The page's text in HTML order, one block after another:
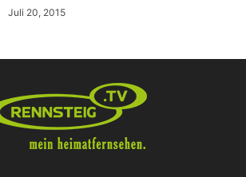
Juli 20, 2015